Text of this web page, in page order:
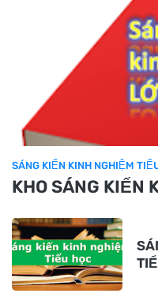
SÁNG KIẾN KINH NGHIỆM
KHO SÁNG KIẾN